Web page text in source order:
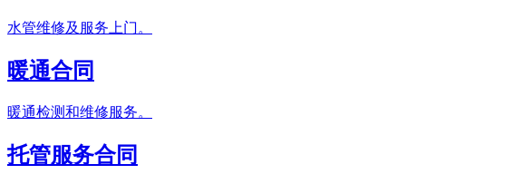
水管维修及服务上门。
暖通合同
暖通检测和维修服务。
托管服务合同